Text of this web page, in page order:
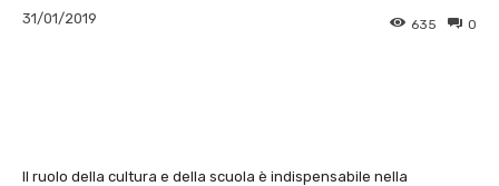
31/01/2019 0
635
Il ruolo della cultura e della scuola è indispensabile nella